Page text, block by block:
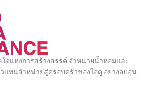
จแห่งการสร้างสรรค์ จำหน่ายน้ำหอมและ
แทนจำหน่ายสู่ครอบครัวของไอดู อย่างอบอุ่น